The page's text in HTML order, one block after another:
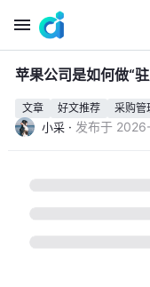
苹果公司是如何做“
文章 好文推荐 采购管
小采 · 发布于